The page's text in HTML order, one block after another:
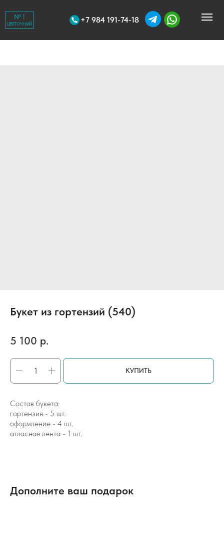
+7 984 191-74-18
Букет из гортензий (540)
5 100 р.
КУПИТЬ
Состав букета:
гортензия - 5 шт.
оформление - 4 шт.
атласная лента - 1 шт.
Дополните ваш подарок